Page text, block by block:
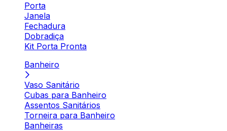
Porta
Janela
Fechadura
Dobradiça
Kit Porta Pronta
Banheiro
Vaso Sanitário
Cubas para Banheiro
Assentos Sanitários
Torneira para Banheiro
Banheiras